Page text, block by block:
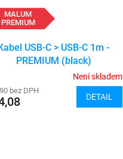
MALUM
PREMIUM
USB-C > USB-C 1m -
PREMIUM (black)
Není skladem
bez DPH
DETAIL